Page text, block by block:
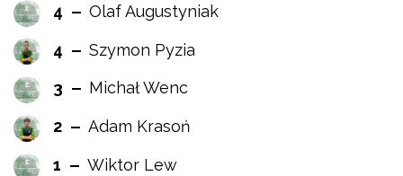
4 Olaf Augustyniak
4 Szymon Pyzia
3 Michał Wenc
2 Adam Krasoń
1 Wiktor Lew